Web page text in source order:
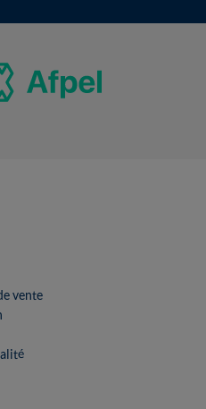
vente